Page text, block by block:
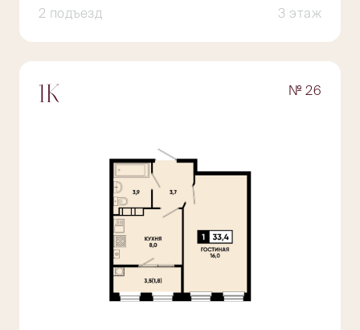
2 подъезд 3 этаж
1К № 26